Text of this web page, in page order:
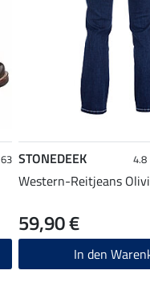
63 STONEDEEK 4.8
Western-Reitjeans
59,90 €
In den